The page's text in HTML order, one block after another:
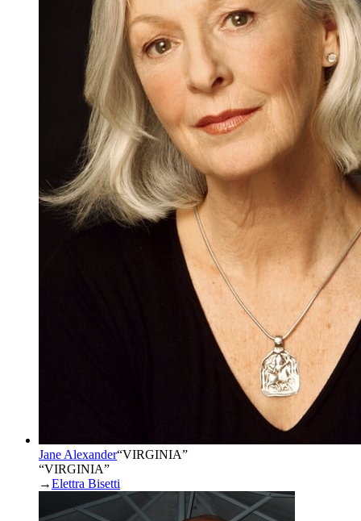
Jane Alexander“VIRGINIA”
“VIRGINIA”
→Elettra Bisetti